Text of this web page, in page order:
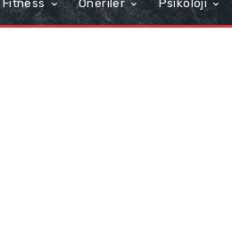
Fitness Öneriler Psikoloji